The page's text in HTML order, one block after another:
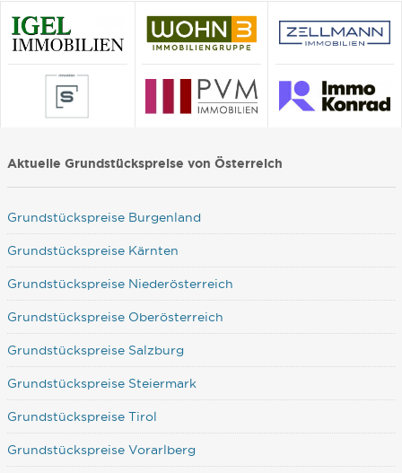
Aktuelle Grundstückspreise von Österreich
Grundstückspreise Burgenland
Grundstückspreise Kärnten
Grundstückspreise Niederösterreich
Grundstückspreise Oberösterreich
Grundstückspreise Salzburg
Grundstückspreise Steiermark
Grundstückspreise Tirol
Grundstückspreise Vorarlberg